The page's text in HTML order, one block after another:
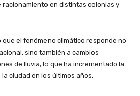
racionamiento en distintas colonias y
que el fenómeno climático responde no
sino también a cambios
de lluvia, lo que ha incrementado la
ciudad en los últimos años.